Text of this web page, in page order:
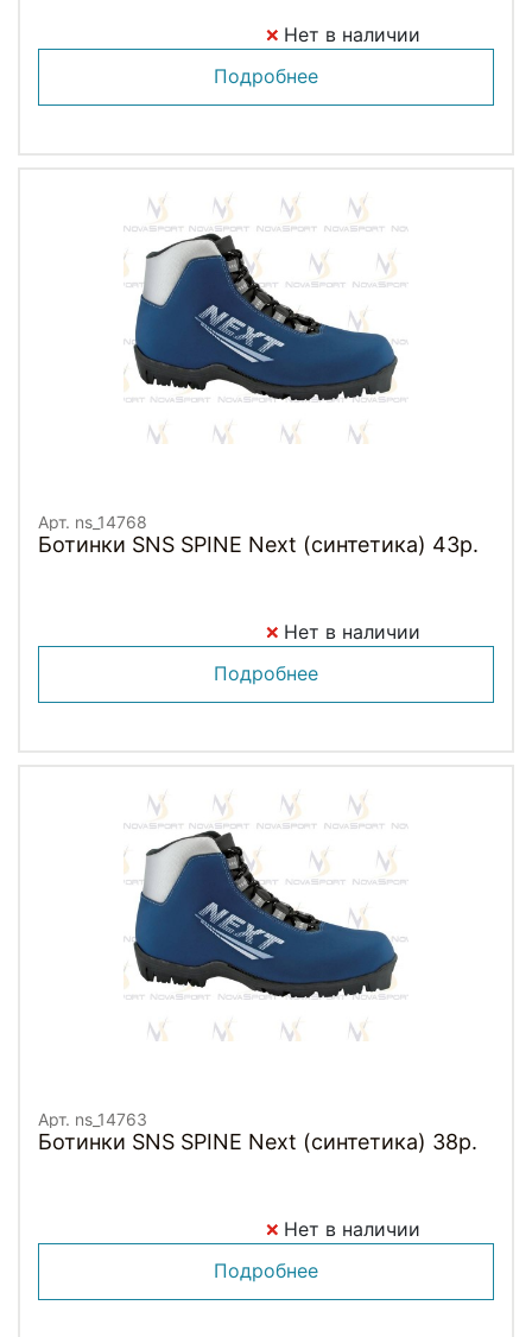
Нет в наличии
Подробнее
Арт. ns_14768
Ботинки SNS SPINE Next (синтетика) 43р.
Нет в наличии
Подробнее
Арт. ns_14763
Ботинки SNS SPINE Next (синтетика) 38р.
Нет в наличии
Подробнее